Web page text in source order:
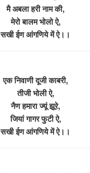
मै अबला हरी नाम की,
मेरो बालम भोलो ऐ,
सखी ईण आंगणिये में ऐ।।
एक निवाणी दूजी काबरी,
तीजी भोली ऐ,
नैण हमारा ज्यूं झूरे,
जियां गागर फुटी ऐ,
सखी ईण आंगणिये में ऐ।।